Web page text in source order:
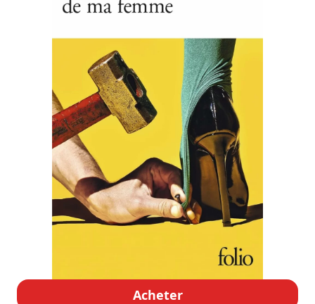
Acheter